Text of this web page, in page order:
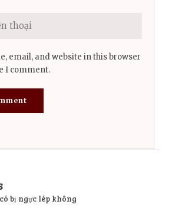
email, and website in this browser
I comment.
bị ngực lép không